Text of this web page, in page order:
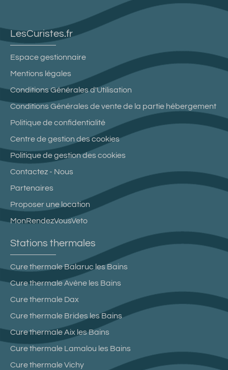
LesCuristes.fr
Espace gestionnaire
Mentions légales
Conditions Générales d'Utilisation
Conditions Générales de vente de la partie hébergement
Politique de confidentialité
Centre de gestion des cookies
Politique de gestion des cookies
Contactez - Nous
Partenaires
Proposer une location
MonRendezVousVeto
Stations thermales
Cure thermale Balaruc les Bains
Cure thermale Avène les Bains
Cure thermale Dax
Cure thermale Brides les Bains
Cure thermale Aix les Bains
Cure thermale Lamalou les Bains
Cure thermale Vichy